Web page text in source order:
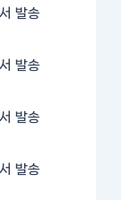
발송
발송
발송
발송